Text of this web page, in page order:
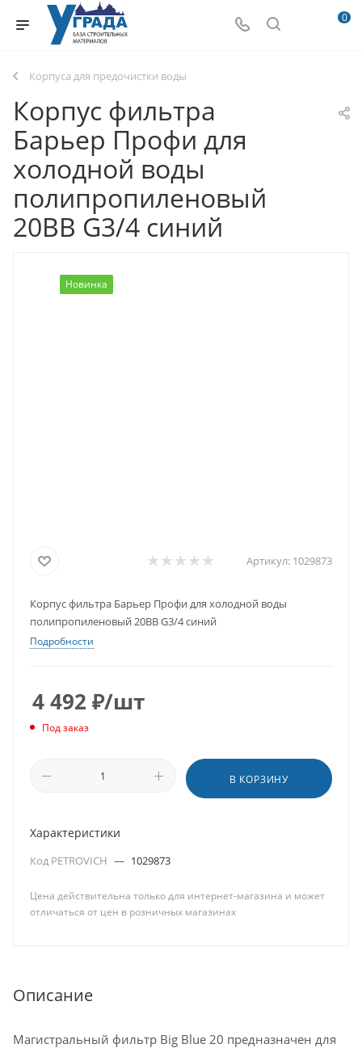
0
Корпуса для предочистки воды
Корпус фильтра
Барьер Профи для
холодной воды
полипропиленовый
20BB G3/4 синий
Новинка
Артикул: 1029873
Корпус фильтра Барьер Профи для холодной воды
полипропиленовый 20BB G3/4 синий
Подробности
4 492 ₽/шт
Под заказ
В КОРЗИНУ
Характеристики
Код PETROVICH — 1029873
Цена действительна только для интернет-магазина и может
отличаться от цен в розничных магазинах
Описание
Магистральный фильтр Big Blue 20 предназначен для